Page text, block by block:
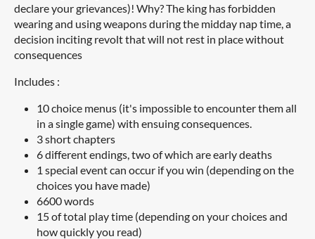
declare your grievances)! Why? The king has forbidden
wearing and using weapons during the midday nap time, a
decision inciting revolt that will not rest in place without
consequences
Includes :
10 choice menus (it's impossible to encounter them all
in a single game) with ensuing consequences.
3 short chapters
6 different endings, two of which are early deaths
1 special event can occur if you win (depending on the
choices you have made)
6600 words
15 of total play time (depending on your choices and
how quickly you read)